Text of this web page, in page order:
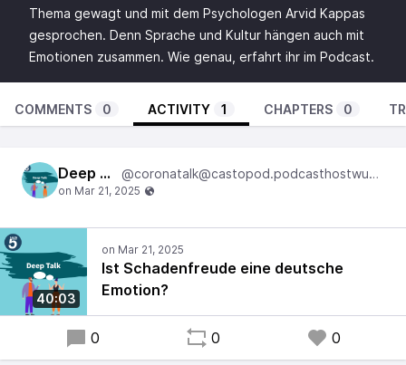
Thema gewagt und mit dem Psychologen Arvid Kappas
gesprochen. Denn Sprache und Kultur hängen auch mit
Emotionen zusammen. Wie genau, erfahrt ihr im Podcast.
COMMENTS 0 ACTIVITY 1 CHAPTERS 0
Deep Talk @coronatalk@castopod.podcasthostwuh.correctiv.net
40:03
Ist Schadenfreude eine deutsche
Emotion?
0 0 0